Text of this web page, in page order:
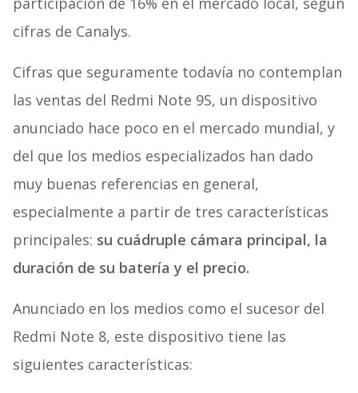
cifras de Canalys.
Cifras que seguramente todavía no contemplan
las ventas del Redmi Note 9S, un dispositivo
anunciado hace poco en el mercado mundial, y
del que los medios especializados han dado
muy buenas referencias en general,
especialmente a partir de tres características
principales: su cuádruple cámara principal, la
duración de su batería y el precio.
Anunciado en los medios como el sucesor del
Redmi Note 8, este dispositivo tiene las
siguientes características: